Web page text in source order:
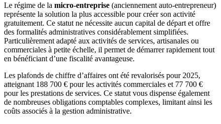
Le régime de la micro-entreprise (anciennement auto-entrepreneur)
représente la solution la plus accessible pour créer son activité
gratuitement. Ce statut ne nécessite aucun capital de départ et offre
des formalités administratives considérablement simplifiées.
Particulièrement adapté aux activités de services, artisanales ou
commerciales à petite échelle, il permet de démarrer rapidement tout
en bénéficiant d’une fiscalité avantageuse.
Les plafonds de chiffre d’affaires ont été revalorisés pour 2025,
atteignant 188 700 € pour les activités commerciales et 77 700 €
pour les prestations de services. Ce statut vous dispense également
de nombreuses obligations comptables complexes, limitant ainsi les
coûts associés à la gestion administrative.